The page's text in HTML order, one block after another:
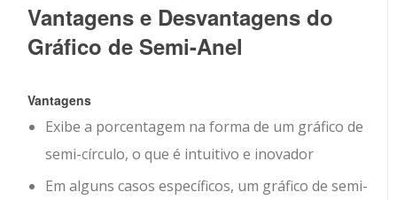
Vantagens e Desvantagens do
Gráfico de Semi-Anel
Vantagens
Exibe a porcentagem na forma de um gráfico de
semi-círculo, o que é intuitivo e inovador
Em alguns casos específicos, um gráfico de semi-